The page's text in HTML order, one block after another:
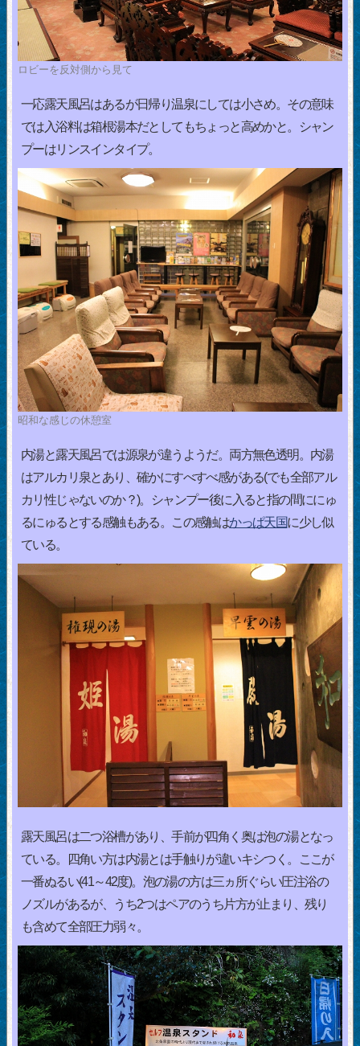
ロビーを反対側から見て
一応露天風呂はあるが日帰り温泉にしては小さめ。その意味
では入浴料は箱根湯本だとしてもちょっと高めかと。シャン
プーはリンスインタイプ。
昭和な感じの休憩室
内湯と露天風呂では源泉が違うようだ。両方無色透明。内湯
はアルカリ泉とあり、確かにすべすべ感がある(でも全部アル
カリ性じゃないのか？)。シャンプー後に入ると指の間ににゅ
るにゅるとする感触もある。この感触はかっぱ天国に少し似
ている。
露天風呂は二つ浴槽があり、手前が四角く奥は泡の湯となっ
ている。四角い方は内湯とは手触りが違いキシつく。ここが
一番ぬるい(41～42度)。泡の湯の方は三ヵ所ぐらい圧注浴の
ノズルがあるが、うち2つはペアのうち片方が止まり、残り
も含めて全部圧力弱々。